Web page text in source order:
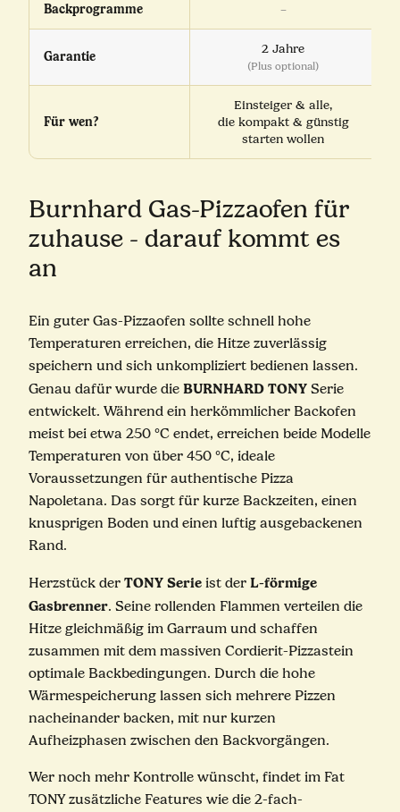
Backprogramme –
Garantie
2 Jahre
(Plus optional)
Für wen?
Einsteiger & alle,
die kompakt & günstig
starten wollen
Burnhard Gas-Pizzaofen für
zuhause - darauf kommt es
an
Ein guter Gas-Pizzaofen sollte schnell hohe
Temperaturen erreichen, die Hitze zuverlässig
speichern und sich unkompliziert bedienen lassen.
Genau dafür wurde die BURNHARD TONY Serie
entwickelt. Während ein herkömmlicher Backofen
meist bei etwa 250 °C endet, erreichen beide Modelle
Temperaturen von über 450 °C, ideale
Voraussetzungen für authentische Pizza
Napoletana. Das sorgt für kurze Backzeiten, einen
knusprigen Boden und einen luftig ausgebackenen
Rand.
Herzstück der TONY Serie ist der L-förmige
Gasbrenner. Seine rollenden Flammen verteilen die
Hitze gleichmäßig im Garraum und schaffen
zusammen mit dem massiven Cordierit-Pizzastein
optimale Backbedingungen. Durch die hohe
Wärmespeicherung lassen sich mehrere Pizzen
nacheinander backen, mit nur kurzen
Aufheizphasen zwischen den Backvorgängen.
Wer noch mehr Kontrolle wünscht, findet im Fat
TONY zusätzliche Features wie die 2-fach-